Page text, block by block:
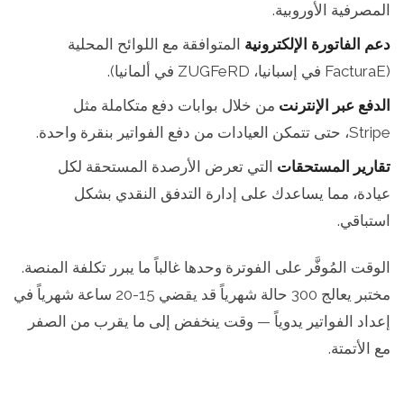
المصرفية الأوروبية.
دعم الفاتورة الإلكترونية المتوافقة مع اللوائح المحلية
(FacturaE في إسبانيا، ZUGFeRD في ألمانيا).
الدفع عبر الإنترنت من خلال بوابات دفع متكاملة مثل
Stripe، حتى تتمكن العيادات من دفع الفواتير بنقرة واحدة.
تقارير المستحقات التي تعرض الأرصدة المستحقة لكل
عيادة، مما يساعدك على إدارة التدفق النقدي بشكل
استباقي.
الوقت المُوفَّر على الفوترة وحدها غالباً ما يبرر تكلفة المنصة.
مختبر يعالج 300 حالة شهرياً قد يقضي 15-20 ساعة شهرياً في
إعداد الفواتير يدوياً — وقت ينخفض إلى ما يقرب من الصفر
مع الأتمتة.